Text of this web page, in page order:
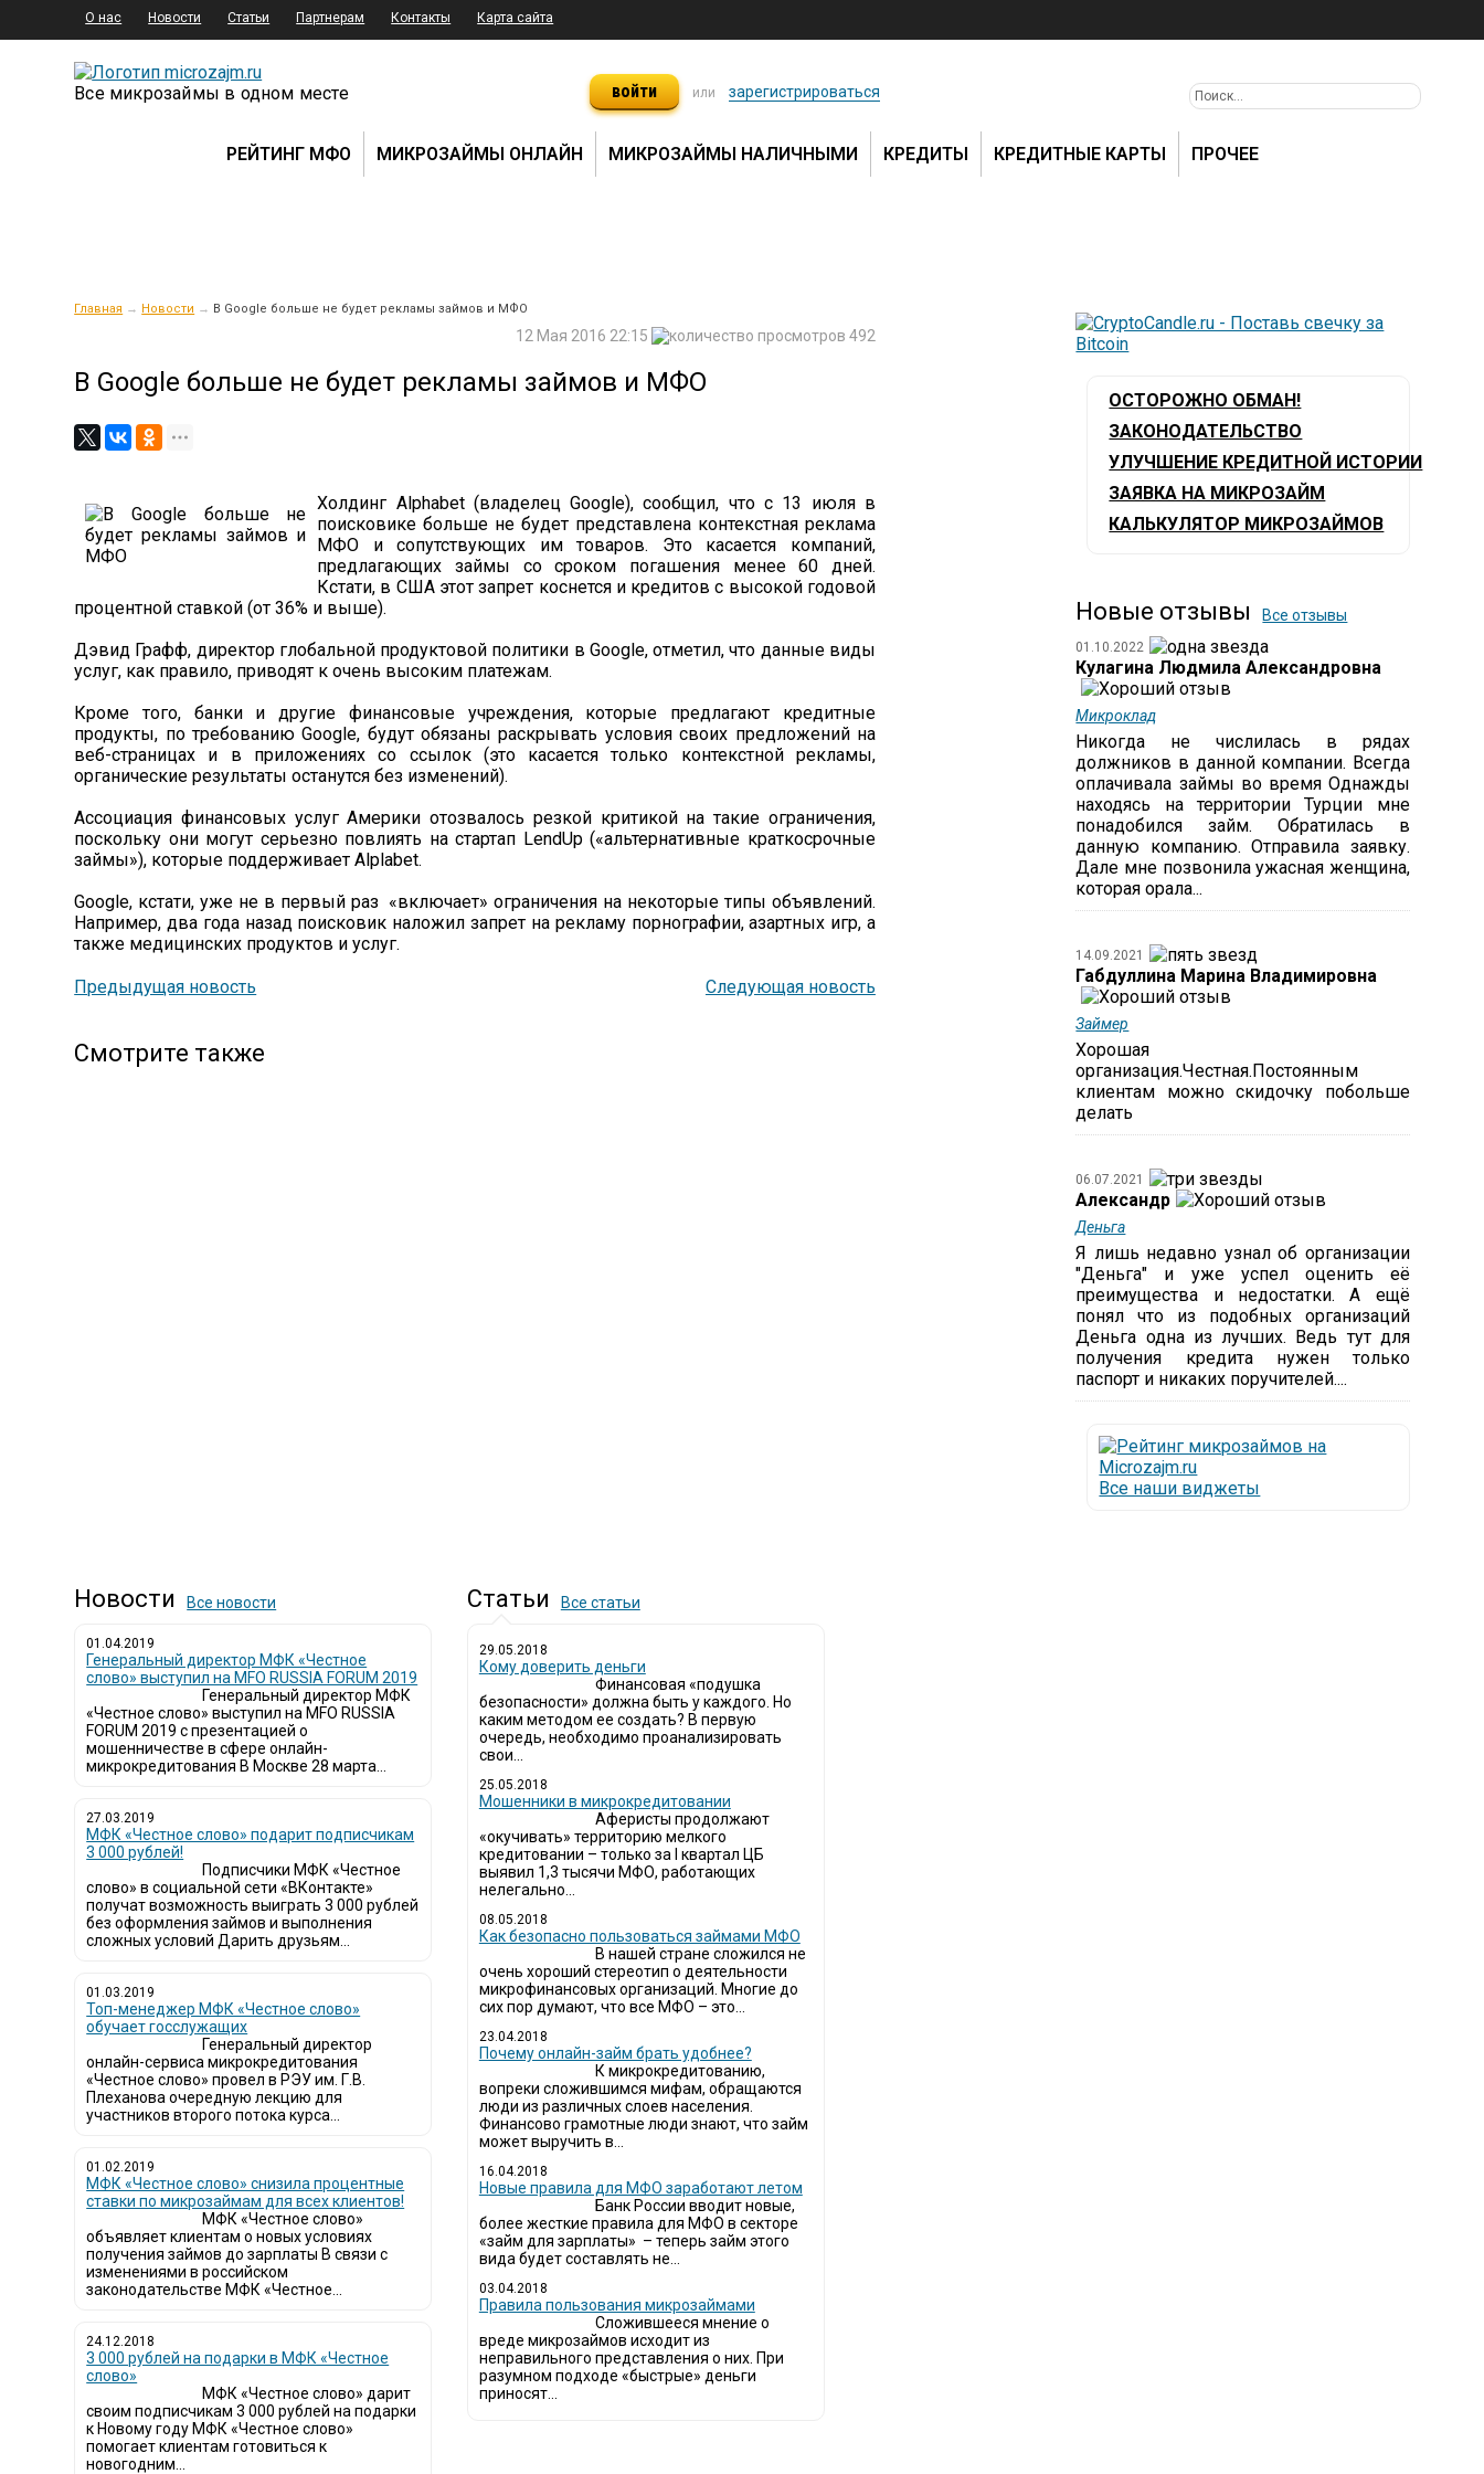
О нас Новости Статьи Партнерам Контакты Карта сайта
Все микрозаймы в одном месте войти или зарегистрироваться
РЕЙТИНГ МФО МИКРОЗАЙМЫ ОНЛАЙН МИКРОЗАЙМЫ НАЛИЧНЫМИ КРЕДИТЫ КРЕДИТНЫЕ КАРТЫ ПРОЧЕЕ
Главная → Новости → В Google больше не будет рекламы займов и МФО
492
12 Мая 2016 22:15
В Google больше не будет рекламы займов и МФО
Холдинг Alphabet (владелец Google), сообщил, что с 13 июля в
поисковике больше не будет представлена контекстная реклама
МФО и сопутствующих им товаров. Это касается компаний,
предлагающих займы со сроком погашения менее 60 дней.
Кстати, в США этот запрет коснется и кредитов с высокой годовой
процентной ставкой (от 36% и выше).
Дэвид Графф, директор глобальной продуктовой политики в Google, отметил, что данные виды
услуг, как правило, приводят к очень высоким платежам.
Кроме того, банки и другие финансовые учреждения, которые предлагают кредитные
продукты, по требованию Google, будут обязаны раскрывать условия своих предложений на
веб-страницах и в приложениях со ссылок (это касается только контекстной рекламы,
органические результаты останутся без изменений).
Ассоциация финансовых услуг Америки отозвалось резкой критикой на такие ограничения,
поскольку они могут серьезно повлиять на стартап LendUp («альтернативные краткосрочные
займы»), которые поддерживает Alplabet.
Google, кстати, уже не в первый раз «включает» ограничения на некоторые типы объявлений.
Например, два года назад поисковик наложил запрет на рекламу порнографии, азартных игр, а
также медицинских продуктов и услуг.
Предыдущая новость Следующая новость
Смотрите также
Новости Все новости
01.04.2019
Генеральный директор МФК «Честное
слово» выступил на MFO RUSSIA FORUM 2019
Генеральный директор МФК
«Честное слово» выступил на MFO RUSSIA
FORUM 2019 с презентацией о
мошенничестве в сфере онлайн-
микрокредитования В Москве 28 марта...
27.03.2019
МФК «Честное слово» подарит подписчикам
3 000 рублей!
Подписчики МФК «Честное
слово» в социальной сети «ВКонтакте»
получат возможность выиграть 3 000 рублей
без оформления займов и выполнения
сложных условий Дарить друзьям...
01.03.2019
Топ-менеджер МФК «Честное слово»
обучает госслужащих
Генеральный директор
онлайн-сервиса микрокредитования
«Честное слово» провел в РЭУ им. Г.В.
Плеханова очередную лекцию для
участников второго потока курса...
01.02.2019
МФК «Честное слово» снизила процентные
ставки по микрозаймам для всех клиентов!
МФК «Честное слово»
объявляет клиентам о новых условиях
получения займов до зарплаты В связи с
изменениями в российском
законодательстве МФК «Честное...
24.12.2018
3 000 рублей на подарки в МФК «Честное
слово»
МФК «Честное слово» дарит
своим подписчикам 3 000 рублей на подарки
к Новому году МФК «Честное слово»
помогает клиентам готовиться к
новогодним...
Статьи Все статьи
29.05.2018
Кому доверить деньги
Финансовая «подушка
безопасности» должна быть у каждого. Но
каким методом ее создать? В первую
очередь, необходимо проанализировать
свои...
25.05.2018
Мошенники в микрокредитовании
Аферисты продолжают
«окучивать» территорию мелкого
кредитовании – только за I квартал ЦБ
выявил 1,3 тысячи МФО, работающих
нелегально...
08.05.2018
Как безопасно пользоваться займами МФО
В нашей стране сложился не
очень хороший стереотип о деятельности
микрофинансовых организаций. Многие до
сих пор думают, что все МФО – это...
23.04.2018
Почему онлайн-займ брать удобнее?
К микрокредитованию,
вопреки сложившимся мифам, обращаются
люди из различных слоев населения.
Финансово грамотные люди знают, что займ
может выручить в...
16.04.2018
Новые правила для МФО заработают летом
Банк России вводит новые,
более жесткие правила для МФО в секторе
«займ для зарплаты» – теперь займ этого
вида будет составлять не...
03.04.2018
​Правила пользования микрозаймами
Сложившееся мнение о
вреде микрозаймов исходит из
неправильного представления о них. При
разумном подходе «быстрые» деньги
приносят...
ОСТОРОЖНО ОБМАН!
ЗАКОНОДАТЕЛЬСТВО
УЛУЧШЕНИЕ КРЕДИТНОЙ ИСТОРИИ
ЗАЯВКА НА МИКРОЗАЙМ
КАЛЬКУЛЯТОР МИКРОЗАЙМОВ
Новые отзывы Все отзывы
01.10.2022
Кулагина Людмила Александровна
Микроклад
Никогда не числилась в рядах
должников в данной компании. Всегда
оплачивала займы во время Однажды
находясь на территории Турции мне
понадобился займ. Обратилась в
данную компанию. Отправила заявку.
Дале мне позвонила ужасная женщина,
которая орала...
14.09.2021
Габдуллина Марина Владимировна
Займер
Хорошая
организация.Честная.Постоянным
клиентам можно скидочку побольше
делать
06.07.2021
Александр
Деньга
Я лишь недавно узнал об организации
"Деньга" и уже успел оценить её
преимущества и недостатки. А ещё
понял что из подобных организаций
Деньга одна из лучших. Ведь тут для
получения кредита нужен только
паспорт и никаких поручителей....
Все наши виджеты